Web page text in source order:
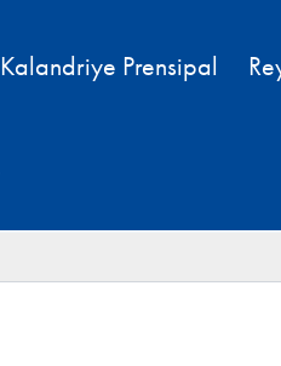
Kalandriye Prensipal